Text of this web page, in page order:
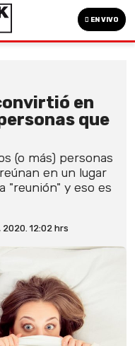
EN VIVO
en
que
(o más) personas
en un lugar
"reunión" y eso es
12:02 hrs